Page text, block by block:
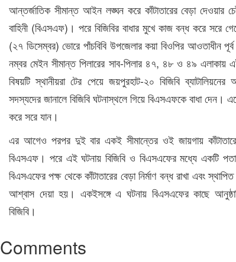
আন্তর্জাতিক সীমান্ত আইন লঙ্ঘন করে কাঁটাতারের বেড়া দেওয়ার
বাহিনী (বিএসএফ)। পরে বিজিবির বাধার মুখে কাজ বন্ধ করে সরে
(২৭ ডিসেম্বর) ভোরে পাঁচবিবি উপজেলার কয়া বিওপির আওতাধীন
নম্বর মেইন সীমান্ত পিলারের সাব-পিলার ৪৭, ৪৮ ও ৪৯ এলাকায়
বিষয়টি স্থানীয়রা টের পেয়ে জয়পুরহাট-২০ বিজিবি
সদস্যদের জানালে বিজিবি ঘটনাস্থলে গিয়ে বিএসএফকে বাধা
করে সরে যান।
এর আগেও পরপর দুই বার একই সীমান্তের ওই জায়গায় কাঁটাতারের
বিএসএফ। পরে এই ঘটনায় বিজিবি ও বিএসএফের মধ্যে একটি
বিএসএফের পক্ষ থেকে কাঁটাতারের বেড়া নির্মাণ বন্ধ রাখা এবং
আশ্বাস দেয়া হয়। একইসঙ্গে এ ঘটনায় বিএসএফের কাছে
বিজিবি।
Comments